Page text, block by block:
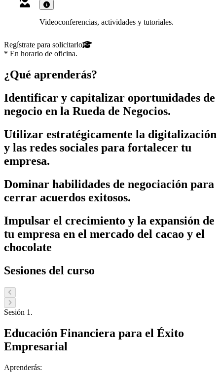
Videoconferencias, actividades y tutoriales.
Regístrate para solicitarlo
* En horario de oficina.
¿Qué aprenderás?
Identificar y capitalizar oportunidades de
negocio en la Rueda de Negocios.
Utilizar estratégicamente la digitalización
y las redes sociales para fortalecer tu
empresa.
Dominar habilidades de negociación para
cerrar acuerdos exitosos.
Impulsar el crecimiento y la expansión de
tu empresa en el mercado del cacao y el
chocolate
Sesiones del curso
Sesión 1.
Educación Financiera para el Éxito
Empresarial
Aprenderás: